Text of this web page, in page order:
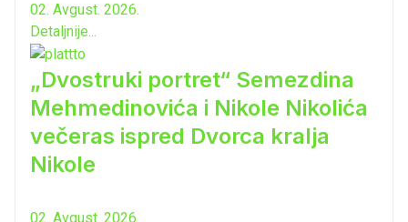
02. Avgust. 2026.
Detaljnije...
„Dvostruki portret“ Semezdina
Mehmedinovića i Nikole Nikolića
večeras ispred Dvorca kralja
Nikole
02. Avgust. 2026.